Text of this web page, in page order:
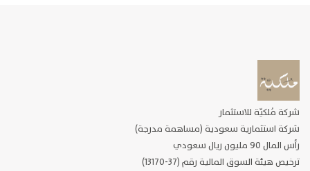
شركة مُلكيّة للاستثمار
شركة استثمارية سعودية (مساهمة مدرجة)
رأس المال 90 مليون ريال سعودي
ترخيص هيئة السوق المالية رقم (37-13170)